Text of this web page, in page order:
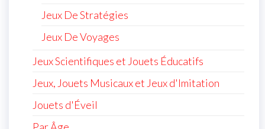
Jeux De Stratégies
Jeux De Voyages
Jeux Scientifiques et Jouets Éducatifs
Jeux, Jouets Musicaux et Jeux d'Imitation
Jouets d'Éveil